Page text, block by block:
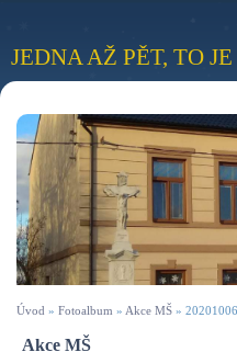
JEDNA AŽ PĚT, TO
Úvod » Fotoalbum » Akce MŠ »
Akce MŠ